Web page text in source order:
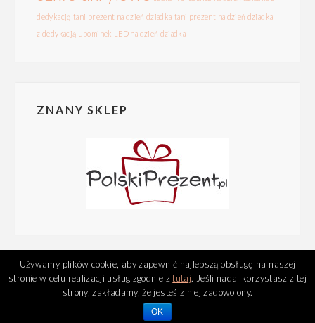
dedykacją tani prezent na dzień dziadka tani prezent na dzień dziadka
z dedykacją upominek LED na dzień dziadka
ZNANY SKLEP
Theme: Elsa
Używamy plików cookie, aby zapewnić najlepszą obsługę na naszej
stronie w celu realizacji usług zgodnie ztutaj. Jeśli nadal korzystasz z tej
strony, zakładamy, że jesteś z niej zadowolony.
OK